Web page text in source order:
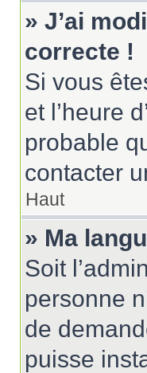
» J’ai
correcte !
Si vous
et l’heure
probable
contacter
Haut
» Ma
Soit
personne
de
puisse